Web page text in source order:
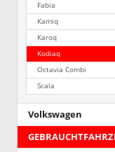
Fabia
Kamiq
Karoq
Kodiaq
Octavia Combi
Scala
Volkswagen